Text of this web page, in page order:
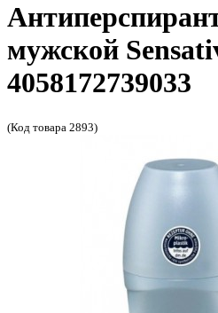
мужской
4058172739033
(Код товара 2893)